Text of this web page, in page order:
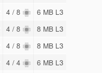
4 / 8 6 MB L3
4 / 8 8 MB L3
4 / 8 8 MB L3
4 / 4 6 MB L3